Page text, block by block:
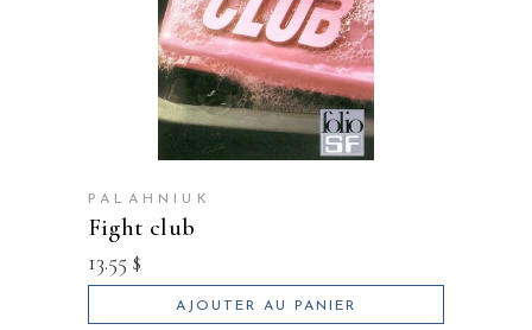
PALAHNIUK
fight club
13.55 $
AJOUTER AU PANIER